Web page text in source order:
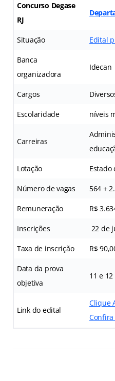
Concurso Degase
RJ
Situação Edital
Banca
organizadora
Idecan
Cargos
Escolaridade níveis
Carreiras
Lotação Estado
Número de vagas 564 +
Remuneração R$
Inscrições 22 de
Taxa de inscrição R$
Data da prova
objetiva
11 e
Link do edital
Clique